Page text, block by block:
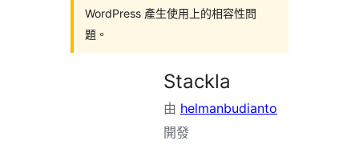
WordPress 產生使用上的相容性問
題。
Stackla
由 helmanbudianto
開發